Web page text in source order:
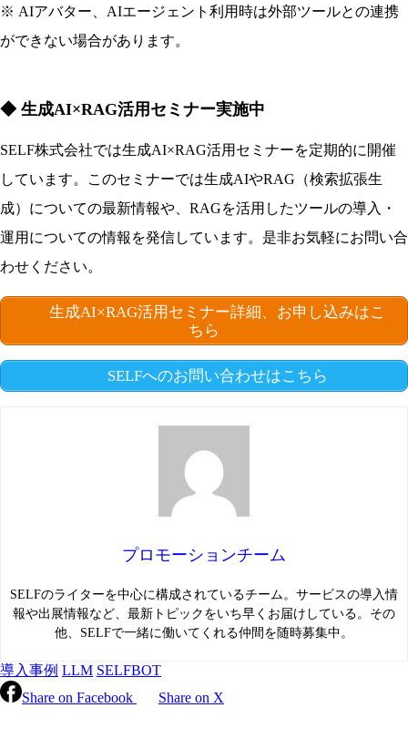
※ AIアバター、AIエージェント利用時は外部ツールとの連携
ができない場合があります。
◆ 生成AI×RAG活用セミナー実施中
SELF株式会社では生成AI×RAG活用セミナーを定期的に開催
しています。このセミナーでは生成AIやRAG（検索拡張生
成）についての最新情報や、RAGを活用したツールの導入・
運用についての情報を発信しています。是非お気軽にお問い合
わせください。
生成AI×RAG活用セミナー詳細、お申し込みはこ
ちら
SELFへのお問い合わせはこちら
プロモーションチーム
SELFのライターを中心に構成されているチーム。サービスの導入情
報や出展情報など、最新トピックをいち早くお届けしている。その
他、SELFで一緒に働いてくれる仲間を随時募集中。
導入事例 LLM SELFBOT
Share on Facebook
Share on X